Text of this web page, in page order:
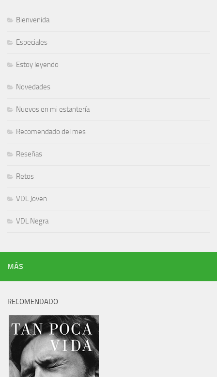
Bienvenida
Especiales
Estoy leyendo
Novedades
Nuevos en mi estantería
Recomendado del mes
Reseñas
Retos
VDL Joven
VDL Negra
MÁS
RECOMENDADO